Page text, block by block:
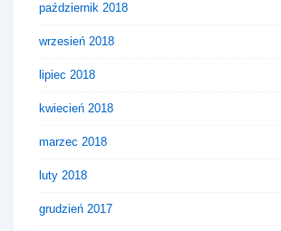
październik 2018
wrzesień 2018
lipiec 2018
kwiecień 2018
marzec 2018
luty 2018
grudzień 2017